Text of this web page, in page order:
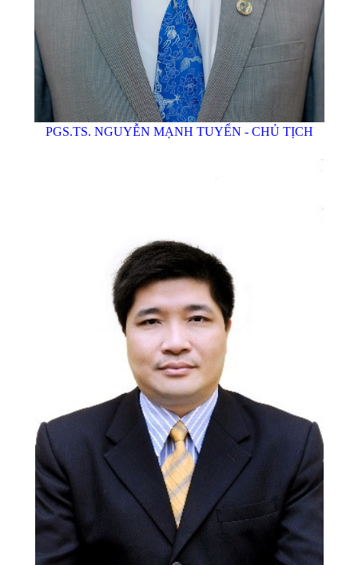
PGS.TS. NGUYỄN MẠNH TUYỂN - CHỦ TỊCH